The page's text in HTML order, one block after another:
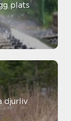
plats
djurliv